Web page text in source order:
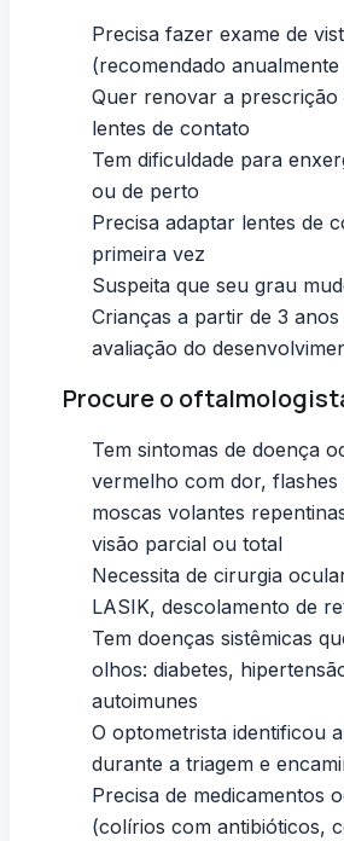
Precisa fazer exame de
(recomendado
Quer renovar a
lentes de contato
Tem dificuldade para
ou de perto
Precisa adaptar lentes de
primeira vez
Suspeita que seu grau
Crianças a partir de 3
avaliação do
Procure o
Tem sintomas de doença
vermelho com dor, flashes
moscas volantes
visão parcial ou total
Necessita de cirurgia
LASIK, descolamento de
Tem doenças sistêmicas
olhos: diabetes,
autoimunes
O optometrista identificou
durante a triagem e
Precisa de medicamentos
(colírios com antibióticos,